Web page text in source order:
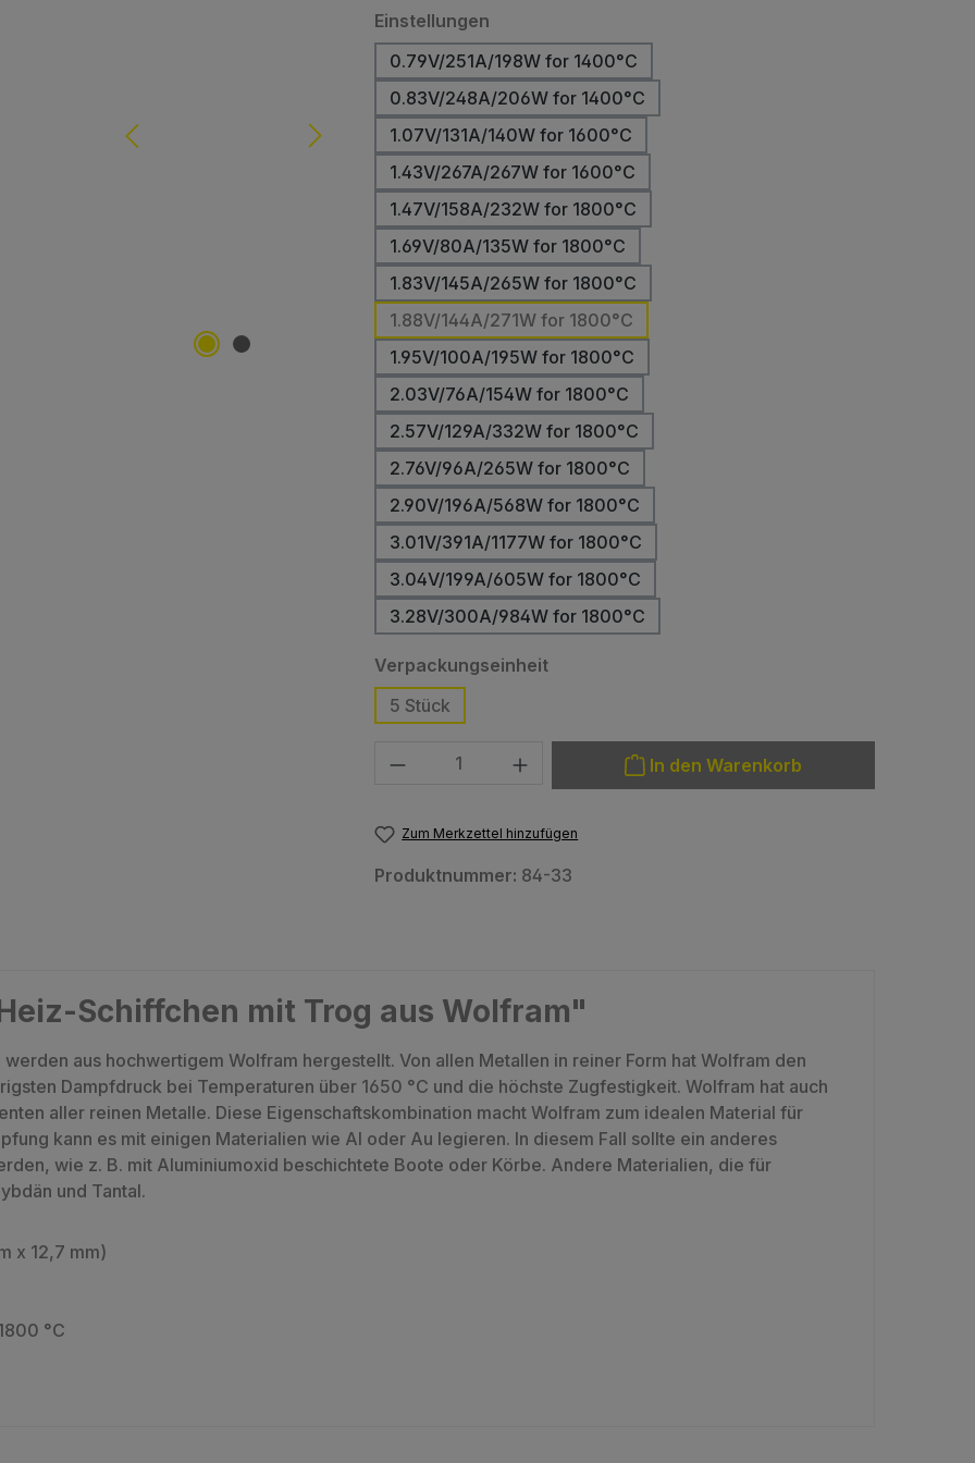
Einstellungen
0.79V/251A/198W for 1400°C
0.83V/248A/206W for 1400°C
1.07V/131A/140W for 1600°C
1.43V/267A/267W for 1600°C
1.47V/158A/232W for 1800°C
1.69V/80A/135W for 1800°C
1.83V/145A/265W for 1800°C
1.88V/144A/271W for 1800°C
1.95V/100A/195W for 1800°C
2.03V/76A/154W for 1800°C
2.57V/129A/332W for 1800°C
2.76V/96A/265W for 1800°C
2.90V/196A/568W for 1800°C
3.01V/391A/1177W for 1800°C
3.04V/199A/605W for 1800°C
3.28V/300A/984W for 1800°C
Verpackungseinheitauswählen
5 Stück
Produkt Anzahl: Gib den gewünschten Wert ein oder benutze die
In den Warenkorb
Zum Merkzettel hinzufügen
Produktnummer: 84-33
Schiffchen mit Trog aus Wolfram"
aus hochwertigem Wolfram hergestellt. Von allen Metallen in reiner Form hat Wolfram den
Dampfdruck bei Temperaturen über 1650 °C und die höchste Zugfestigkeit. Wolfram hat auch
aller reinen Metalle. Diese Eigenschaftskombination macht Wolfram zum idealen Material für
kann es mit einigen Materialien wie Al oder Au legieren. In diesem Fall sollte ein anderes
wie z. B. mit Aluminiumoxid beschichtete Boote oder Körbe. Andere Materialien, die für
und Tantal.
x 12,7 mm)
°C